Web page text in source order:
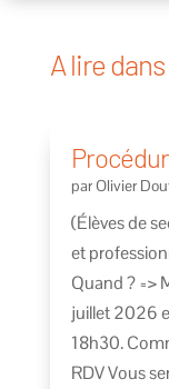
A lire
parOlivier
(Élèves de
et
Quand ? =>
juillet 2026
18h30.
RDV Vous